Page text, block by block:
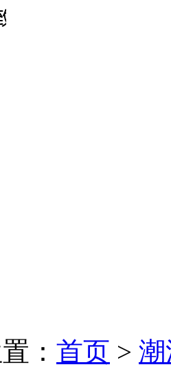
： 首页 >